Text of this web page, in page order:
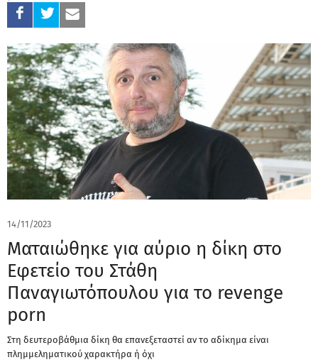
14/11/2023
Ματαιώθηκε για αύριο η δίκη στο
Εφετείο του Στάθη
Παναγιωτόπουλου για το revenge
porn
Στη δευτεροβάθμια δίκη θα επανεξεταστεί αν το αδίκημα είναι
πλημμεληματικού χαρακτήρα ή όχι